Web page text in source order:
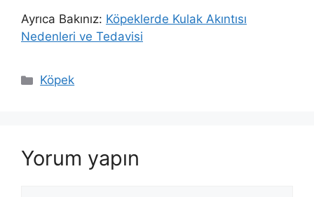
Ayrıca Bakınız: Köpeklerde Kulak Akıntısı
Nedenleri ve Tedavisi
Kategoriler
Köpek
Yorum yapın